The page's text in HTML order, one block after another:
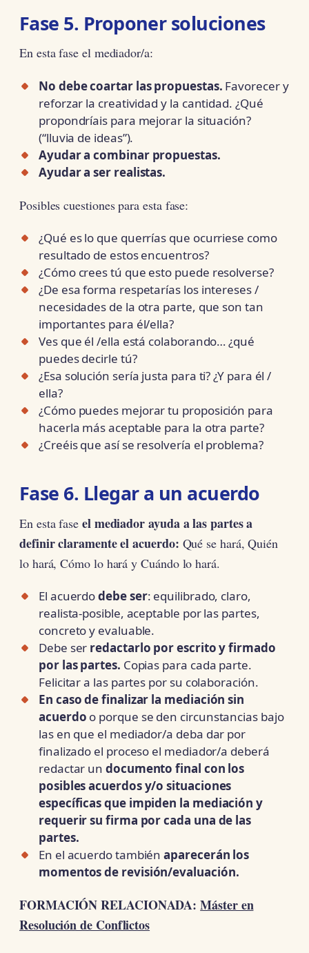
Fase 5. Proponer soluciones
En esta fase el mediador/a:
No debe coartar las propuestas. Favorecer y
reforzar la creatividad y la cantidad. ¿Qué
propondríais para mejorar la situación?
(“lluvia de ideas”).
Ayudar a combinar propuestas.
Ayudar a ser realistas.
Posibles cuestiones para esta fase:
¿Qué es lo que querrías que ocurriese como
resultado de estos encuentros?
¿Cómo crees tú que esto puede resolverse?
¿De esa forma respetarías los intereses /
necesidades de la otra parte, que son tan
importantes para él/ella?
Ves que él /ella está colaborando… ¿qué
puedes decirle tú?
¿Esa solución sería justa para ti? ¿Y para él /
ella?
¿Cómo puedes mejorar tu proposición para
hacerla más aceptable para la otra parte?
¿Creéis que así se resolvería el problema?
Fase 6. Llegar a un acuerdo
En esta fase el mediador ayuda a las partes a
definir claramente el acuerdo: Qué se hará, Quién
lo hará, Cómo lo hará y Cuándo lo hará.
El acuerdodebe ser: equilibrado, claro,
realista-posible, aceptable por las partes,
concreto y evaluable.
Debe ser redactarlo por escrito y firmado
por las partes. Copias para cada parte.
Felicitar a las partes por su colaboración.
En caso de finalizar la mediación sin
acuerdo o porque se den circunstancias bajo
las en que el mediador/a deba dar por
finalizado el proceso el mediador/a deberá
redactar undocumento final con los
posibles acuerdos y/o situaciones
específicas que impiden la mediación y
requerir su firma por cada una de las
partes.
En el acuerdo tambiénaparecerán los
momentos de revisión/evaluación.
FORMACIÓN RELACIONADA:Máster en
Resolución de Conflictos